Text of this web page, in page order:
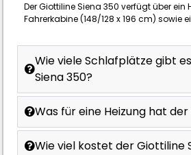
Der Giottiline Siena 350 verfügt über ein
Fahrerkabine (148/128 x 196 cm) sowie
Wie viele Schlafplätze gibt
Siena 350?
Was für eine Heizung hat
Wie viel kostet der Giottiline